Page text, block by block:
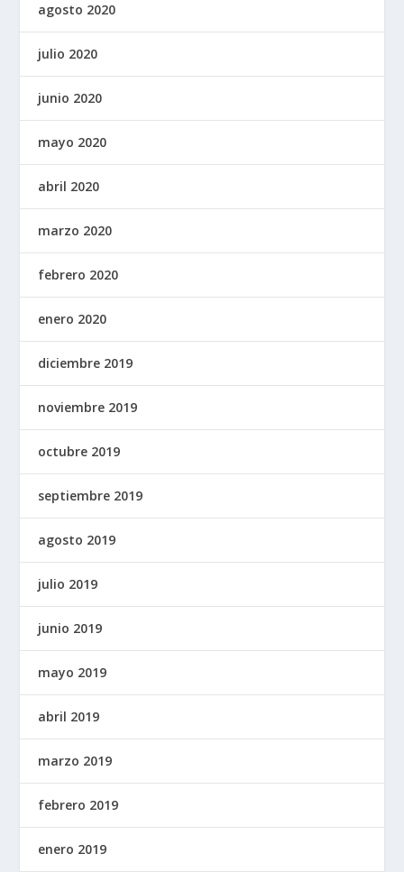
agosto 2020
julio 2020
junio 2020
mayo 2020
abril 2020
marzo 2020
febrero 2020
enero 2020
diciembre 2019
noviembre 2019
octubre 2019
septiembre 2019
agosto 2019
julio 2019
junio 2019
mayo 2019
abril 2019
marzo 2019
febrero 2019
enero 2019